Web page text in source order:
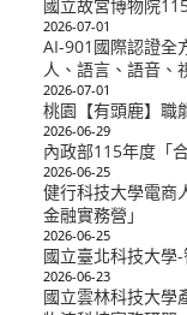
國立故宮博物院
2026-07-01
AI-901國際認證全
人、語言、語音、
2026-07-01
桃園【有頭鹿】職
2026-06-29
內政部115年度「
2026-06-25
健行科技大學電商
金融實務營」
2026-06-25
國立臺北科技大學
2026-06-23
國立雲林科技大學